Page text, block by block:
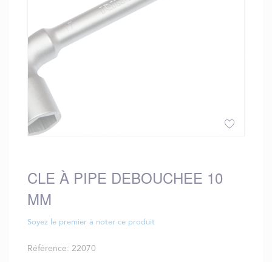
the
beginning
of
the
images
CLE À PIPE DEBOUCHEE 10
MM
Soyez le premier à noter ce produit
Référence 22070